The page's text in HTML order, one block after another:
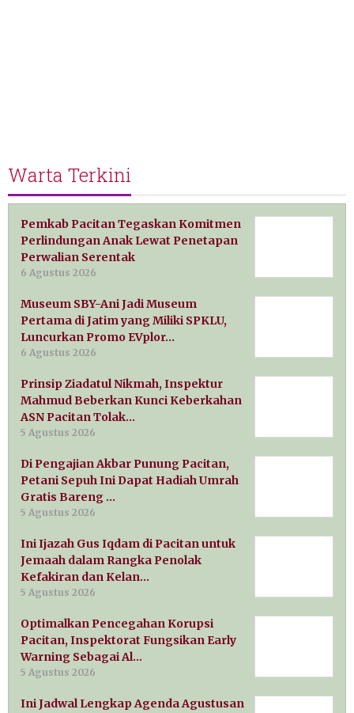
Warta Terkini
Pemkab Pacitan Tegaskan Komitmen
Perlindungan Anak Lewat Penetapan
Perwalian Serentak
6 Agustus 2026
Museum SBY-Ani Jadi Museum
Pertama di Jatim yang Miliki SPKLU,
Luncurkan Promo EVplor…
6 Agustus 2026
Prinsip Ziadatul Nikmah, Inspektur
Mahmud Beberkan Kunci Keberkahan
ASN Pacitan Tolak…
5 Agustus 2026
Di Pengajian Akbar Punung Pacitan,
Petani Sepuh Ini Dapat Hadiah Umrah
Gratis Bareng …
5 Agustus 2026
Ini Ijazah Gus Iqdam di Pacitan untuk
Jemaah dalam Rangka Penolak
Kefakiran dan Kelan…
5 Agustus 2026
Optimalkan Pencegahan Korupsi
Pacitan, Inspektorat Fungsikan Early
Warning Sebagai Al…
5 Agustus 2026
Ini Jadwal Lengkap Agenda Agustusan